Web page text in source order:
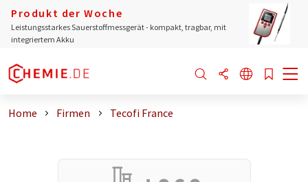
Produkt der Woche
Leistungsstarkes Sauerstoffmessgerät - kompakt, tragbar, mit
integriertem Akku
Home Firmen Tecofi France